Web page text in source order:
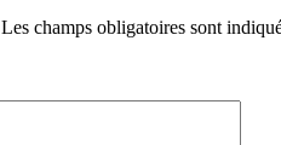
Les champs obligatoires sont